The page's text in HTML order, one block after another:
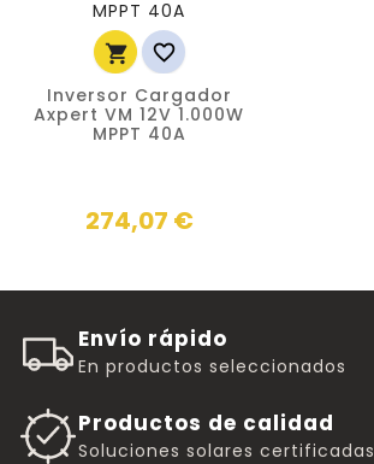
 
Inversor Cargador
Axpert VM 12V 1.000W
MPPT 40A
274,07 €
Envío rápido
En productos seleccionados
Productos de calidad
Soluciones solares certificadas